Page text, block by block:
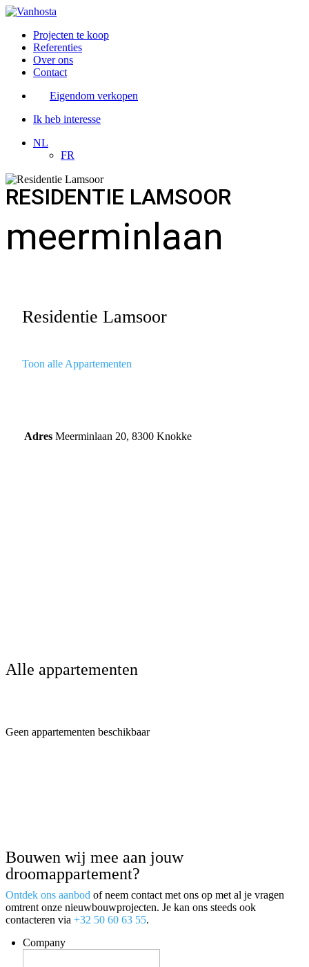
Projecten te koop
Referenties
Over ons
Contact
Eigendom verkopen
Ik heb interesse
NL
FR
RESIDENTIE LAMSOOR
meerminlaan
Residentie Lamsoor
Toon alle Appartementen
Adres Meerminlaan 20, 8300 Knokke
Alle appartementen
Geen appartementen beschikbaar
Bouwen wij mee aan jouw
droomappartement?
Ontdek ons aanbod of neem contact met ons op met al je vragen
omtrent onze nieuwbouwprojecten. Je kan ons steeds ook
contacteren via +32 50 60 63 55.
Company